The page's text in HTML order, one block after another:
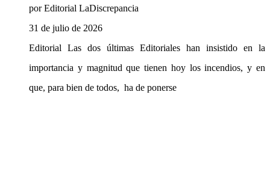
por Editorial LaDiscrepancia
31 de julio de 2026
Editorial Las dos últimas Editoriales han insistido en la
importancia y magnitud que tienen hoy los incendios, y en
que, para bien de todos, ha de ponerse